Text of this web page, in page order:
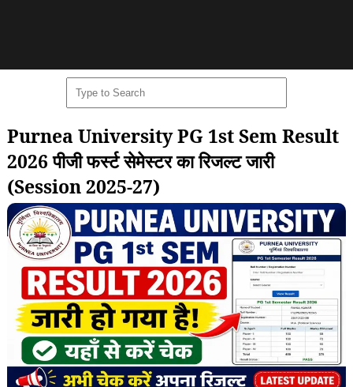
Purnea University PG 1st Sem Result
2026 पीजी फर्स्ट सेमेस्टर का रिजल्ट जारी
(Session 2025-27)